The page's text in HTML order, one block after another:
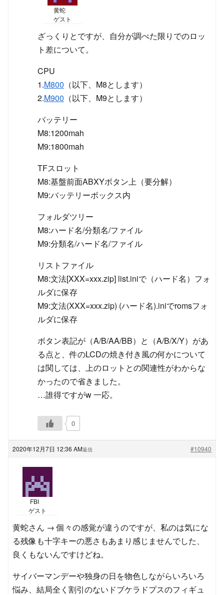
黄蛇
ゲスト
ざっくりとですが、自分が調べた限りでのロッ
ト差について。
CPU
1.M800 （以下、M8とします）
2.M900 （以下、M9とします）
バッテリー
M8:1200mah
M9:1800mah
TFスロット
M8:基盤前面ABXYボタン上（要分解）
M9:バッテリーボックス内
フォルダツリー
M8:ハード名/分類名/ファイル
M9:分類名/ハード名/ファイル
リストファイル
M8:文法[XXX=xxx.zip] list.iniで（ハード名）フォ
ルダに保存
M9:文法(XXX=xxx.zip) (ハード名).iniでromsフォ
ルダに保存
ボタン表記が（A/B/AA/BB）と（A/B/X/Y）があ
る点と、件のLCDの焼き付き風の何かについて
は関しては、上のロットとの関連性がわからな
かったので省きました。
…誰得ですがw 一応。
0
2020年12月7日 12:36 AM #10940
返信
FBI
ゲスト
黄蛇さん → 個々の感覚が違うのですが、私のは気にな
る残像も十字キーの悪さもあまり感じませんでした、
良くもないんですけどね。
サイバーマンデーや独身の日を物色しながらいろいろ
悩み、結局全く割引のないドブケラドプスのフィギュ